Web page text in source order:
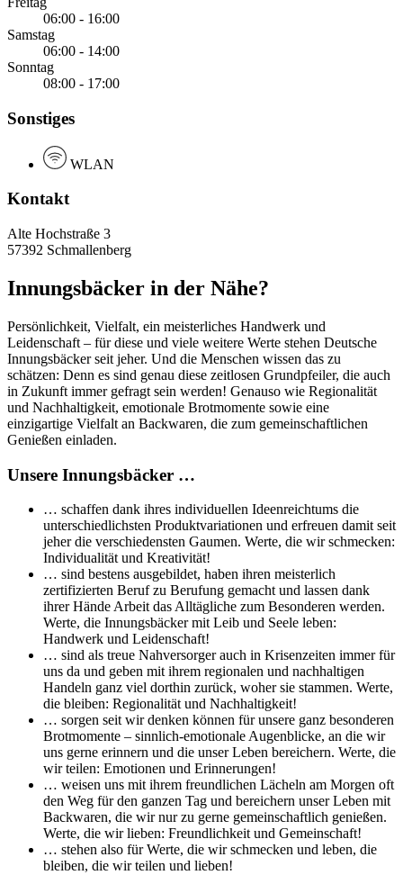
06:00 - 16:00
Samstag
06:00 - 14:00
Sonntag
08:00 - 17:00
Sonstiges
WLAN
Kontakt
Alte Hochstraße 3
57392 Schmallenberg
Innungsbäcker in der Nähe?
Persönlichkeit, Vielfalt, ein meisterliches Handwerk und
Leidenschaft – für diese und viele weitere Werte stehen Deutsche
Innungsbäcker seit jeher. Und die Menschen wissen das zu
schätzen: Denn es sind genau diese zeitlosen Grundpfeiler, die auch
in Zukunft immer gefragt sein werden! Genauso wie Regionalität
und Nachhaltigkeit, emotionale Brotmomente sowie eine
einzigartige Vielfalt an Backwaren, die zum gemeinschaftlichen
Genießen einladen.
Unsere Innungsbäcker …
… schaffen dank ihres individuellen Ideenreichtums die
unterschiedlichsten Produktvariationen und erfreuen damit seit
jeher die verschiedensten Gaumen. Werte, die wir schmecken:
Individualität und Kreativität!
… sind bestens ausgebildet, haben ihren meisterlich
zertifizierten Beruf zu Berufung gemacht und lassen dank
ihrer Hände Arbeit das Alltägliche zum Besonderen werden.
Werte, die Innungsbäcker mit Leib und Seele leben:
Handwerk und Leidenschaft!
… sind als treue Nahversorger auch in Krisenzeiten immer für
uns da und geben mit ihrem regionalen und nachhaltigen
Handeln ganz viel dorthin zurück, woher sie stammen. Werte,
die bleiben: Regionalität und Nachhaltigkeit!
… sorgen seit wir denken können für unsere ganz besonderen
Brotmomente – sinnlich-emotionale Augenblicke, an die wir
uns gerne erinnern und die unser Leben bereichern. Werte, die
wir teilen: Emotionen und Erinnerungen!
… weisen uns mit ihrem freundlichen Lächeln am Morgen oft
den Weg für den ganzen Tag und bereichern unser Leben mit
Backwaren, die wir nur zu gerne gemeinschaftlich genießen.
Werte, die wir lieben: Freundlichkeit und Gemeinschaft!
… stehen also für Werte, die wir schmecken und leben, die
bleiben, die wir teilen und lieben!